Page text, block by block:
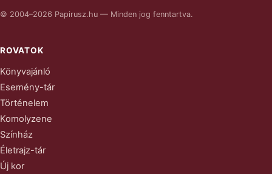
© 2004–2026 Papirusz.hu — Minden jog fenntartva.
ROVATOK
Könyvajánló
Esemény-tár
Történelem
Komolyzene
Színház
Életrajz-tár
Új kor